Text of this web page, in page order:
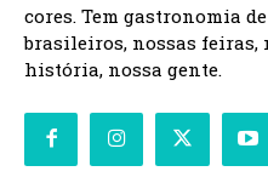
cores. Tem gastronomia
brasileiros, nossas feiras,
história, nossa gente.